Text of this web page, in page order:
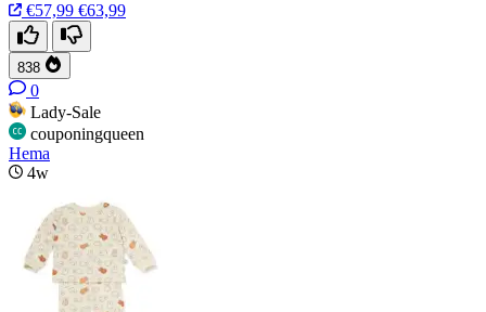
€57,99 €63,99
838
0
Lady-Sale
couponingqueen
Hema
4w